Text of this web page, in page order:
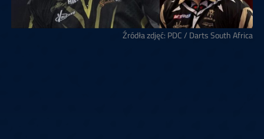
Źródła zdjęć: PDC / Darts South Africa